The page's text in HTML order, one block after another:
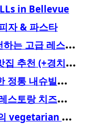
in Bellevue
자 & 파스타
8
명의 시애틀 스타 셰프가 추천하는 고급 레스토랑
워
싱턴주 최고의 아이스크림 맛집 추천 (+경치는 뽀나스)
시
애틀에서도 미 남부의 매콤한 정통 내슈빌치킨을 맛 볼 수 있다!
온
가족이 즐길수 있는 패밀리레스토랑 치즈케잌 팩토리
C
afe Flora - UW 수목원 근처의 vegetarian 레스토랑